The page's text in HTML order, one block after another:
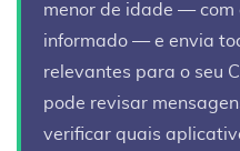
menor de idade — com
informado — e envia
relevantes para o seu
pode revisar
verificar quais